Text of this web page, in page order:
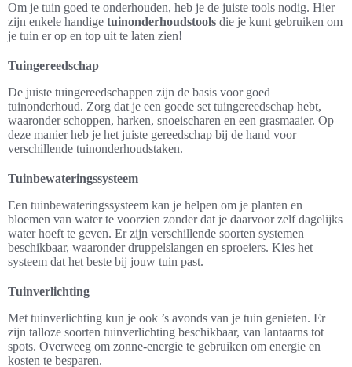
Om je tuin goed te onderhouden, heb je de juiste tools nodig. Hier
zijn enkele handige tuinonderhoudstools die je kunt gebruiken om
je tuin er op en top uit te laten zien!
Tuingereedschap
De juiste tuingereedschappen zijn de basis voor goed
tuinonderhoud. Zorg dat je een goede set tuingereedschap hebt,
waaronder schoppen, harken, snoeischaren en een grasmaaier. Op
deze manier heb je het juiste gereedschap bij de hand voor
verschillende tuinonderhoudstaken.
Tuinbewateringssysteem
Een tuinbewateringssysteem kan je helpen om je planten en
bloemen van water te voorzien zonder dat je daarvoor zelf dagelijks
water hoeft te geven. Er zijn verschillende soorten systemen
beschikbaar, waaronder druppelslangen en sproeiers. Kies het
systeem dat het beste bij jouw tuin past.
Tuinverlichting
Met tuinverlichting kun je ook ’s avonds van je tuin genieten. Er
zijn talloze soorten tuinverlichting beschikbaar, van lantaarns tot
spots. Overweeg om zonne-energie te gebruiken om energie en
kosten te besparen.